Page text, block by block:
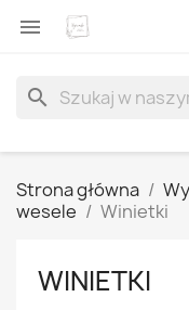

search
Strona główna
wesele
Winietki
WINIETKI